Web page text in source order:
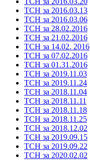
ТСН за 2016.03.13
ТСН за 2016.03.06
ТСН за 28.02.2016
ТСН за 21.02.2016
ТСН за 14.02. 2016
ТСН за 07.02.2016
ТСН за 01.31.2016
ТСН за 2019.11.03
ТСН за 2019.11.24
ТСН за 2018.11.04
ТСН за 2018.11.11
ТСН за 2018.11.18
ТСН за 2018.11.25
ТСН за 2018.12.02
ТСН за 2019.09.15
ТСН за 2019.09.22
ТСН за 2020.02.02